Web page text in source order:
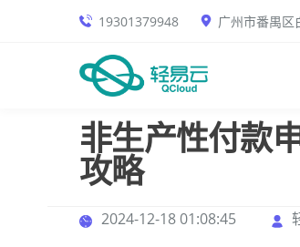
19301379948 广州市番禺区
非生产性付款
攻略
2024-12-18 01:08:45